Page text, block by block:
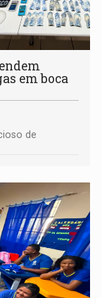
em boca
de